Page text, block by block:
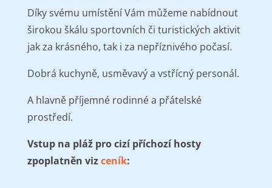
Díky svému umístění Vám můžeme nabídnout
širokou škálu sportovních či turistických aktivit
jak za krásného, tak i za nepříznivého počasí.
Dobrá kuchyně, usměvavý a vstřícný personál.
A hlavně příjemné rodinné a přátelské
prostředí.
Vstup na pláž pro cizí příchozí hosty
zpoplatněn vizceník: